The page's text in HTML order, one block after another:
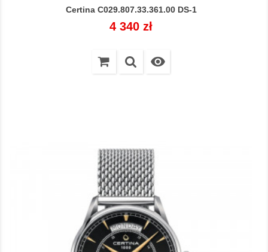
Certina C029.807.33.361.00 DS-1
Cena
4 340 zł
